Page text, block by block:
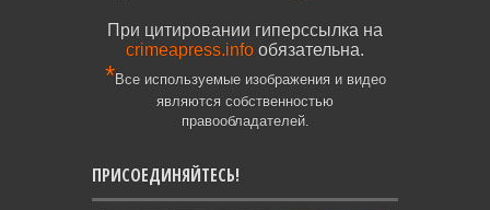
При цитировании гиперссылка на
crimeapress.info обязательна.
*Все используемые изображения и видео
являются собственностью
правообладателей.
ПРИСОЕДИНЯЙТЕСЬ!